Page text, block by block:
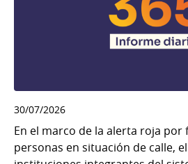
30/07/2026
En el marco de la alerta roja
personas en situación de calle,